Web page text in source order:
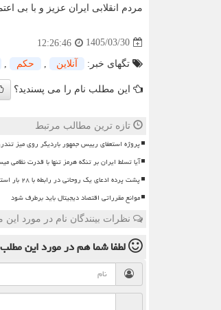
مردم انقلابی ایران عزیز و با بی
1405/03/30
12:26:46
تگهای خبر: آنلاین حكم
این مطلب نام را می پسندید؟
تازه ترین مطالب مرتبط
پروژه استعفای رییس جمهور باردیگر روی میز
آیا تسلط ایران بر تنگه هرمز تنها با قدرت نظامی
پشت پرده ادعای یک روحانی در رابطه با ۲۸ بار استعفای مسعود پزشکیان
موانع مقرراتی اقتصاد دیجیتال باید برطرف شود
نظرات بینندگان نام در مورد
لطفا شما همدر مورد این مطلب